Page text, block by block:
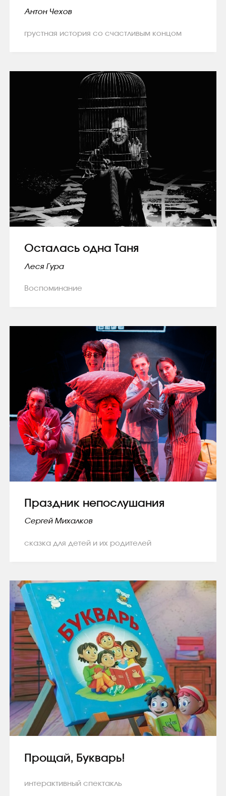
Антон Чехов
грустная история со счастливым концом
Осталась одна Таня
Леся Гура
Воспоминание
Праздник непослушания
Сергей Михалков
сказка для детей и их родителей
Прощай, Букварь!
интерактивный спектакль